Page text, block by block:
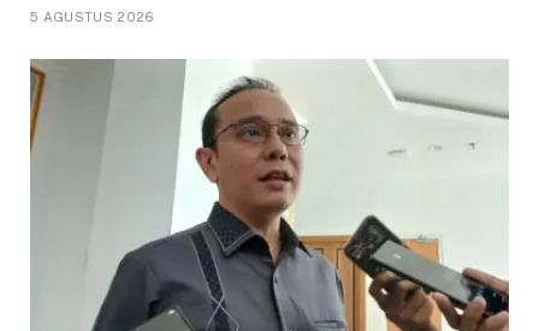
5 AGUSTUS 2026